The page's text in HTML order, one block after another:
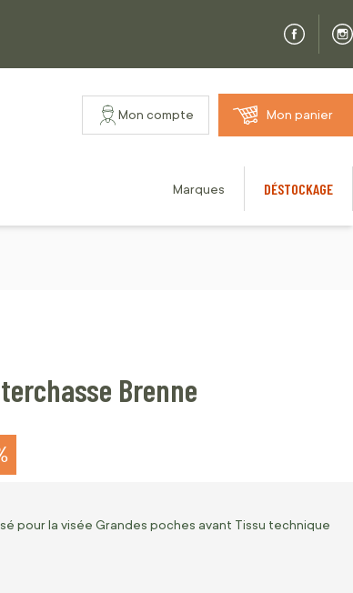
Mon compte Mon panier
Marques DÉSTOCKAGE
Brenne
pour la visée Grandes poches avant Tissu technique